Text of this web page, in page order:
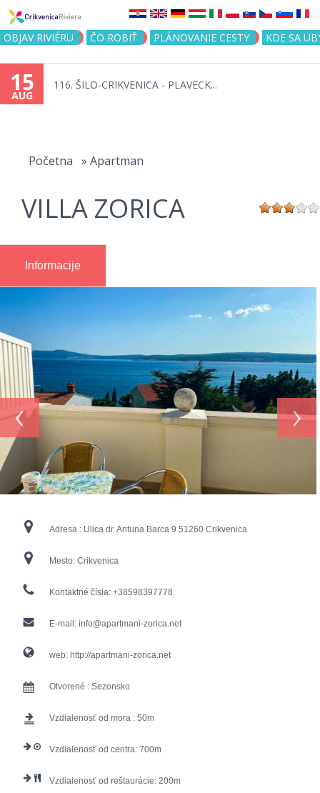
Jump to navigation
OBJAV RIVIÉRU ČO ROBIŤ PLÁNOVANIE CESTY KDE SA
15
AUG
116. ŠILO-CRIKVENICA - PLAVECK...
Početna » Apartman
VILLA ZORICA
Informacije
‹ ›
Adresa : Ulica dr. Antuna Barca 9 51260 Crikvenica
Mesto: Crikvenica
Kontaktné čísla: +38598397778
E-mail: info@apartmani-zorica.net
web: http://apartmani-zorica.net
Otvorené : Sezonsko
Vzdialenosť od mora : 50
Vzdialenosť od centra: 700
Vzdialenosť od reštaurácie: 200